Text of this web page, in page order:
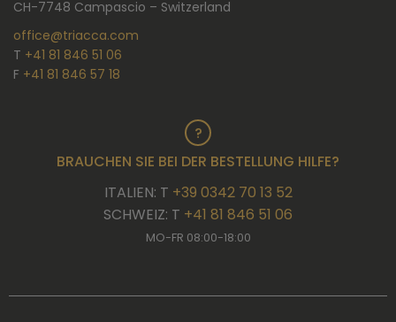
CH-7748 Campascio – Switzerland
office@triacca.com
T +41 81 846 51 06
F +41 81 846 57 18
BRAUCHEN SIE BEI DER BESTELLUNG HILFE?
ITALIEN: T +39 0342 70 13 52
SCHWEIZ: T +41 81 846 51 06
MO-FR 08:00-18:00